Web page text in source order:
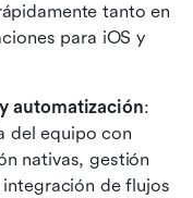
tanto en
para iOS y
automatización:
del equipo con
nativas, gestión
de flujos